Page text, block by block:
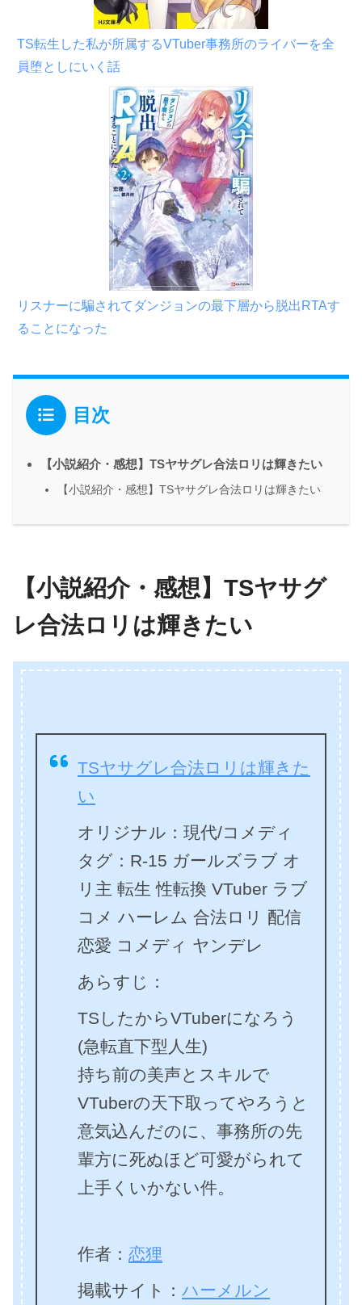
TS転生した私が所属するVTuber事務所のライバーを全
員堕としにいく話
リスナーに騙されてダンジョンの最下層から脱出RTAす
ることになった
目次
【小説紹介・感想】TSヤサグレ合法ロリは輝きたい
【小説紹介・感想】TSヤサグレ合法ロリは輝きたい
【小説紹介・感想】TSヤサグ
レ合法ロリは輝きたい
TSヤサグレ合法ロリは輝きた
い
オリジナル：現代/コメディ
タグ：R-15 ガールズラブ オ
リ主 転生 性転換 VTuber ラブ
コメ ハーレム 合法ロリ 配信
恋愛 コメディ ヤンデレ
あらすじ：
TSしたからVTuberになろう
(急転直下型人生)
持ち前の美声とスキルで
VTuberの天下取ってやろうと
意気込んだのに、事務所の先
輩方に死ぬほど可愛がられて
上手くいかない件。
作者： 恋狸
掲載サイト： ハーメルン